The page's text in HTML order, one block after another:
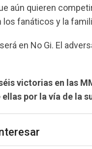
aún quieren
fanáticos y la
en No Gi. El
victorias en las
por la vía de la